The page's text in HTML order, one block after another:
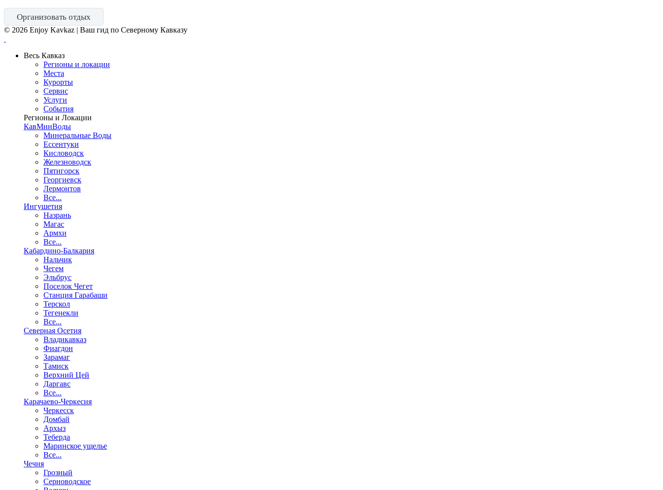
Организовать отдых
© 2026 Enjoy Kavkaz | Ваш гид по Северному Кавказу
Весь Кавказ
Регионы и локации
Места
Курорты
Сервис
Услуги
События
Регионы и Локации
КавМинВоды
Минеральные Воды
Ессентуки
Кисловодск
Железноводск
Пятигорск
Георгиевск
Лермонтов
Все...
Ингушетия
Назрань
Магас
Армхи
Все...
Кабардино-Балкария
Нальчик
Чегем
Эльбрус
Поселок Чегет
Станция Гарабаши
Терскол
Тегенекли
Все...
Северная Осетия
Владикавказ
Фиагдон
Зарамаг
Тамиск
Верхний Цей
Даргавс
Все...
Карачаево-Черкесия
Черкесск
Домбай
Архыз
Теберда
Маринское ущелье
Все...
Чечня
Грозный
Серноводское